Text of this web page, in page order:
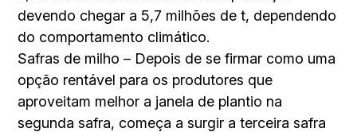
devendo chegar a 5,7 milhões de t, dependendo
do comportamento climático.
Safras de milho – Depois de se firmar como uma
opção rentável para os produtores que
aproveitam melhor a janela de plantio na
segunda safra, começa a surgir a terceira safra